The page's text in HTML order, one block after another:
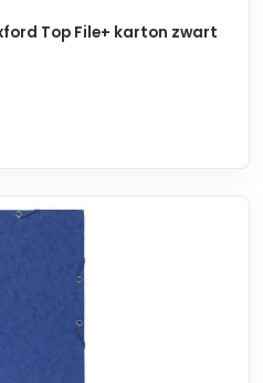
Top File+ karton zwart